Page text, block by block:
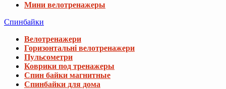
Мини велотренажеры
Спинбайки
Велотренажери
Горизонтальні велотренажери
Пульсометри
Коврики под тренажеры
Спин байки магнитные
Спинбайки для дома